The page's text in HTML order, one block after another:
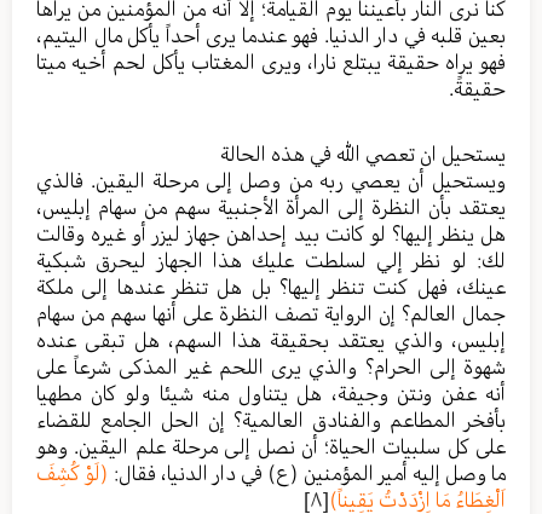
كنا نرى النار بأعيننا يوم القيامة؛ إلا أنه من المؤمنين من يراها
بعين قلبه في دار الدنيا. فهو عندما يرى أحداً يأكل مال اليتيم،
فهو يراه حقيقة يبتلع نارا، ويرى المغتاب يأكل لحم أخيه ميتا
حقيقةً.
يستحيل ان تعصي الله في هذه الحالة
ويستحيل أن يعصي ربه من وصل إلى مرحلة اليقين. فالذي
يعتقد بأن النظرة إلى المرأة الأجنبية سهم من سهام إبليس،
هل ينظر إليها؟ لو كانت بيد إحداهن جهاز ليزر أو غيره وقالت
لك: لو نظر إلي لسلطت عليك هذا الجهاز ليحرق شبكية
عينك، فهل كنت تنظر إليها؟ بل هل تنظر عندها إلى ملكة
جمال العالم؟ إن الرواية تصف النظرة على أنها سهم من سهام
إبليس، والذي يعتقد بحقيقة هذا السهم، هل تبقى عنده
شهوة إلى الحرام؟ والذي يرى اللحم غير المذكى شرعاً على
أنه عفن ونتن وجيفة، هل يتناول منه شيئا ولو كان مطهيا
بأفخر المطاعم والفنادق العالمية؟ إن الحل الجامع للقضاء
على كل سلبيات الحياة؛ أن نصل إلى مرحلة علم اليقين. وهو
ما وصل إليه أمير المؤمنين (ع) في دار الدنيا، فقال: (لَوْ كُشِفَ
اَلْغِطَاءُ مَا اِزْدَدْتُ يَقِيناً)[٨]